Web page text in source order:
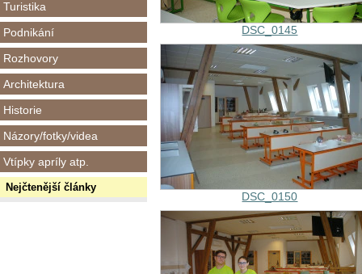
Turistika
Podnikání
Rozhovory
Architektura
Historie
Názory/fotky/videa
Vtípky apríly atp.
Nejčtenější články
DSC_0145
DSC_0150